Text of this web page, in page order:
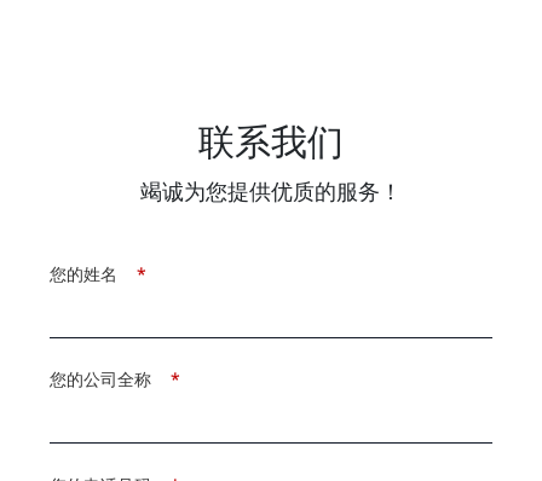
联系我们
竭诚为您提供优质的服务！
*
您的姓名
*
您的公司全称